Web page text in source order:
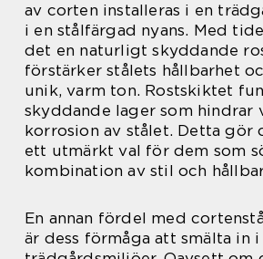
av corten installeras i en
i en stålfärgad nyans. Med
det en naturligt skyddande
förstärker stålets hållbarhet
unik, varm ton. Rostskiktet
skyddande lager som hindrar
korrosion av stålet. Detta gör
ett utmärkt val för dem som
kombination av stil och
En annan fördel med
är dess förmåga att smälta in